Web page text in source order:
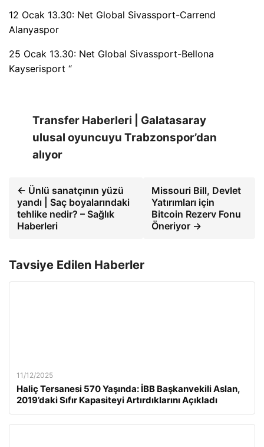
12 Ocak 13.30: Net Global Sivassport-Carrend
Alanyaspor
25 Ocak 13.30: Net Global Sivassport-Bellona
Kayserisport “
Transfer Haberleri | Galatasaray
ulusal oyuncuyu Trabzonspor’dan
alıyor
← Ünlü sanatçının yüzü
yandı | Saç boyalarındaki
tehlike nedir? – Sağlık
Haberleri
Missouri Bill, Devlet
Yatırımları için
Bitcoin Rezerv Fonu
Öneriyor →
Tavsiye Edilen Haberler
11/12/2025
Haliç Tersanesi 570 Yaşında: İBB Başkanvekili Aslan,
2019’daki Sıfır Kapasiteyi Artırdıklarını Açıkladı